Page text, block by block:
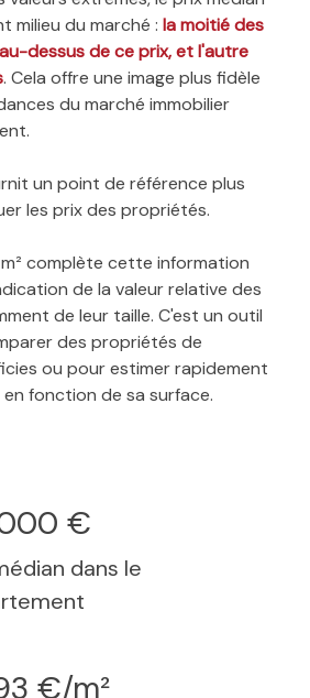
milieu du marché : la moitié des
dessus de ce prix, et l'autre
. Cela offre une image plus fidèle
du marché immobilier
un point de référence plus
les prix des propriétés.
complète cette information
de la valeur relative des
de leur taille. C'est un outil
des propriétés de
ou pour estimer rapidement
fonction de sa surface.
€
dans le
€/m²